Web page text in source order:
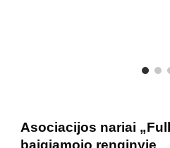
Asociacijos nariai